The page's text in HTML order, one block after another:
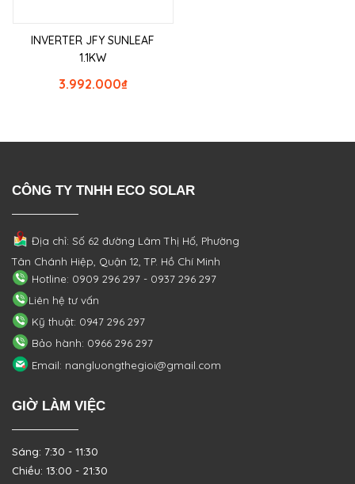
INVERTER JFY SUNLEAF
1.1KW
₫
3.992.000
CÔNG TY TNHH ECO SOLAR
Địa chỉ: Số 62 đường Lâm Thị Hố, Phường
Tân Chánh Hiệp, Quận 12, TP. Hồ Chí Minh
Hotline: 0909 296 297 - 0937 296 297
Liên hệ tư vấn
Kỹ thuật: 0947 296 297
Bảo hành: 0966 296 297
Email: nangluongthegioi@gmail.com
GIỜ LÀM VIỆC
Sáng: 7:30 - 11:30
Chiều: 13:00 - 21:30